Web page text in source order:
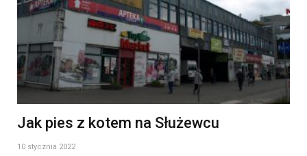
Jak pies z kotem na Służewcu
10 stycznia 2022